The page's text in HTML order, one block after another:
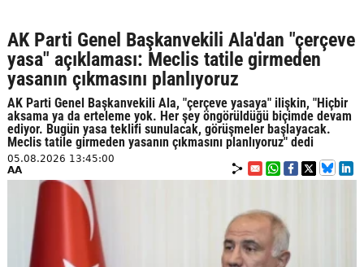
AK Parti Genel Başkanvekili Ala'dan "çerçeve
yasa" açıklaması: Meclis tatile girmeden
yasanın çıkmasını planlıyoruz
AK Parti Genel Başkanvekili Ala, "çerçeve yasaya" ilişkin, "Hiçbir
aksama ya da erteleme yok. Her şey öngörüldüğü biçimde devam
ediyor. Bugün yasa teklifi sunulacak, görüşmeler başlayacak.
Meclis tatile girmeden yasanın çıkmasını planlıyoruz" dedi
05.08.2026 13:45:00
AA